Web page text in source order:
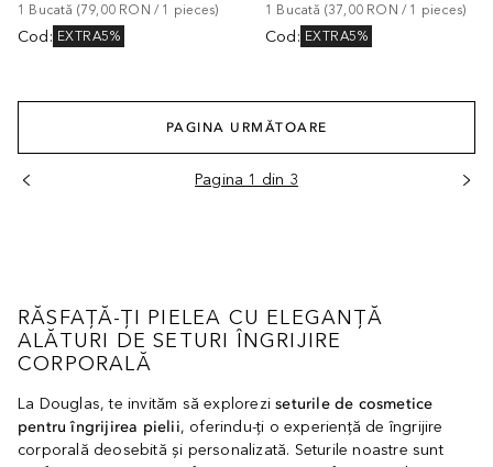
1 Bucată (79,00 RON / 1 pieces)
Cod : EXTRA5%
1 Bucată (37,00 RON / 1 pieces)
Cod : EXTRA5%
PAGINA URMĂTOARE
Pagina 1 din 3
RĂSFAȚĂ-ȚI PIELEA CU ELEGANȚĂ
ALĂTURI DE SETURI ÎNGRIJIRE
CORPORALĂ
La Douglas, te invităm să exploreziseturile de cosmetice
pentru îngrijirea pielii, oferindu-ți o experiență de îngrijire
corporală deosebită și personalizată. Seturile noastre sunt